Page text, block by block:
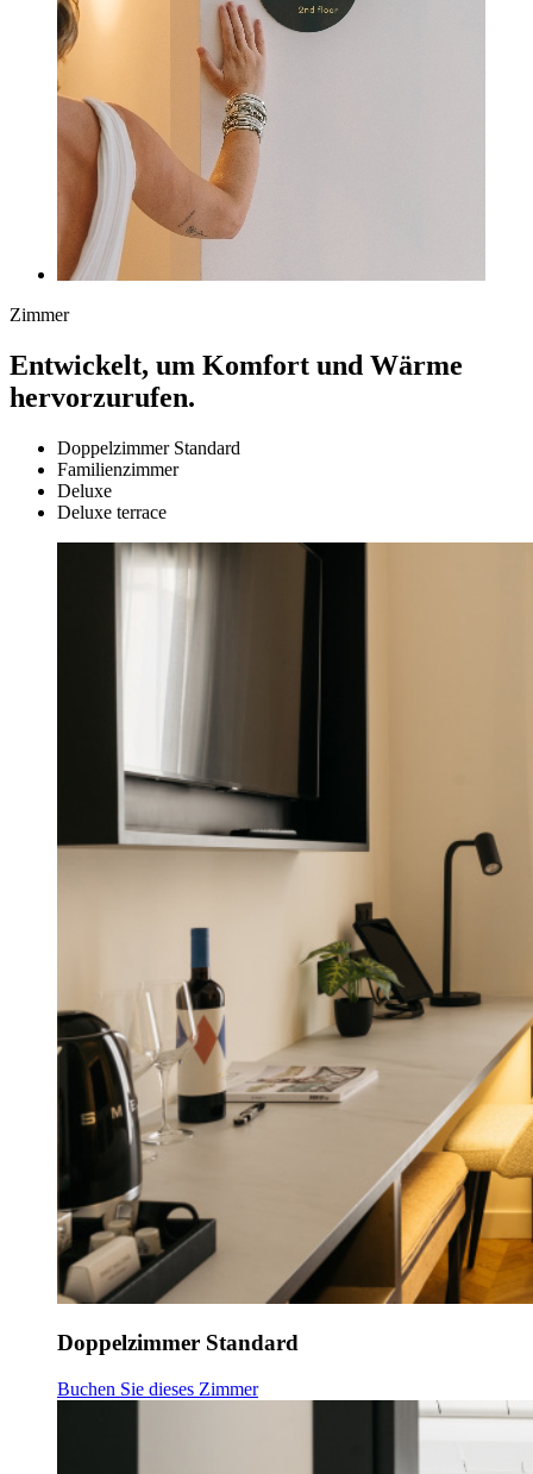
Zimmer
Entwickelt, um Komfort und Wärme
hervorzurufen.
Doppelzimmer Standard
Familienzimmer
Deluxe
Deluxe terrace
Doppelzimmer Standard
Buchen Sie dieses Zimmer